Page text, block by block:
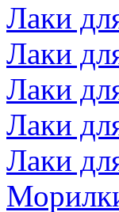
Лаки
Лаки
Лаки
Лаки
Лаки